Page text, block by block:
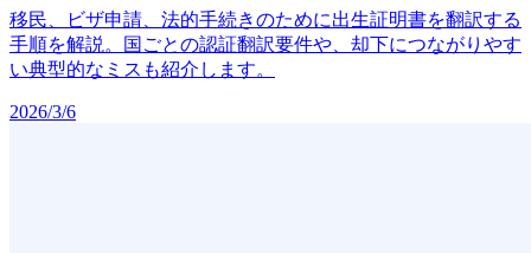
移民、ビザ申請、法的手続きのために出生証明書を翻訳する
手順を解説。国ごとの認証翻訳要件や、却下につながりやす
い典型的なミスも紹介します。
2026/3/6